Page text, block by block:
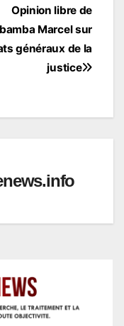
Opinion libre de
Marcel sur
généraux de la
justice